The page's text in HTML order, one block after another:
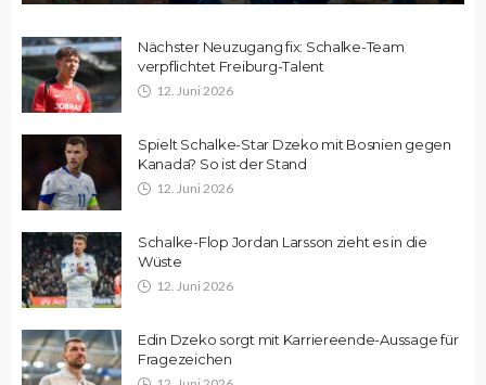
Nächster Neuzugang fix: Schalke-Team
verpflichtet Freiburg-Talent
12. Juni 2026
Spielt Schalke-Star Dzeko mit Bosnien gegen
Kanada? So ist der Stand
12. Juni 2026
Schalke-Flop Jordan Larsson zieht es in die
Wüste
12. Juni 2026
Edin Dzeko sorgt mit Karriereende-Aussage für
Fragezeichen